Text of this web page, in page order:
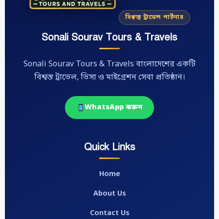
বিশ্বস্ত ট্রাভেল পার্টনার
Sonali Sourav Tours & Travels
Sonali Sourav Tours & Travels বাংলাদেশের একটি
বিশ্বস্ত ট্রাভেল, ভিসা ও মাইগ্রেশন সেবা প্রতিষ্ঠান।
WhatsApp করুন
Quick Links
Home
About Us
Contact Us